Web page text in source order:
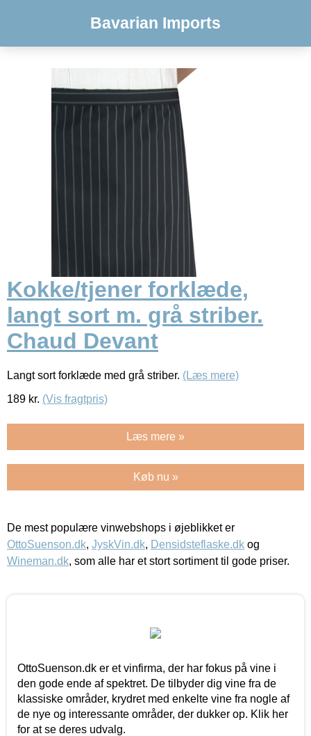
Bavarian Imports
Kokke/tjener forklæde,
langt sort m. grå striber.
Chaud Devant
Langt sort forklæde med grå striber. (Læs mere)
189 kr. (Vis fragtpris)
Læs mere »
Køb nu »
De mest populære vinwebshops i øjeblikket er
OttoSuenson.dk, JyskVin.dk, Densidsteflaske.dk og
Wineman.dk, som alle har et stort sortiment til gode priser.
OttoSuenson.dk er et vinfirma, der har fokus på vine i
den gode ende af spektret. De tilbyder dig vine fra de
klassiske områder, krydret med enkelte vine fra nogle af
de nye og interessante områder, der dukker op. Klik her
for at se deres udvalg.